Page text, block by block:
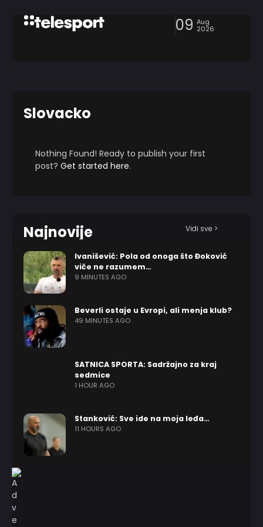
09 Aug
2026
Slovacko
Nothing Found! Ready to publish your first
post? Get started here.
Najnovije Vidi sve >
Ivanišević: Pola od onoga što Đoković
viče ne razumem…
9 MINUTES AGO
Beverli ostaje u Evropi, ali menja klub?
49 MINUTES AGO
SATNICA SPORTA: Sadržajno za kraj
sedmice
1 HOUR AGO
Stanković: Sve ide na moja leđa…
11 HOURS AGO